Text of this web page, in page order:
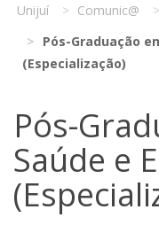
Unijuí Comunic@
Pós-Graduação
(Especialização)
Pós-
Saúde e